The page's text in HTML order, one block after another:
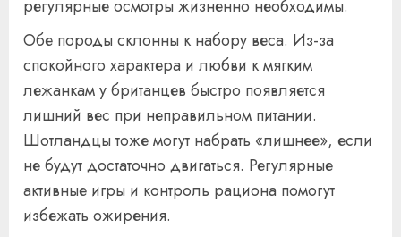
регулярные осмотры жизненно необходимы.
Обе породы склонны к набору веса. Из-за
спокойного характера и любви к мягким
лежанкам у британцев быстро появляется
лишний вес при неправильном питании.
Шотландцы тоже могут набрать «лишнее», если
не будут достаточно двигаться. Регулярные
активные игры и контроль рациона помогут
избежать ожирения.